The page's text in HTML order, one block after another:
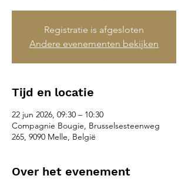
Registratie is afgesloten
Andere evenementen bekijken
Tijd en locatie
22 jun 2026, 09:30 – 10:30
Compagnie Bougie, Brusselsesteenweg
265, 9090 Melle, België
Over het evenement